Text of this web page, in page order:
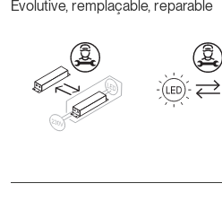
Évolutive, remplaçable, reparable